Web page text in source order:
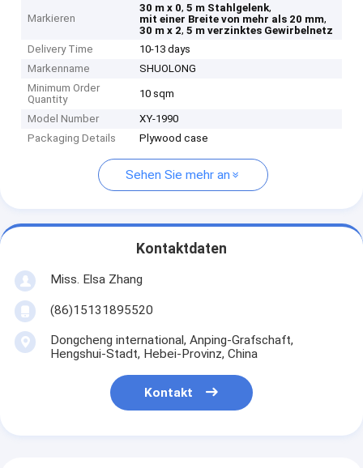
Markieren
30 m x 0,5 m Stahlgelenk,
mit einer Breite von mehr als 20 mm,
30 m x 2,5 m verzinktes Gewirbelnetz
Delivery Time
10-13 days
Markenname
SHUOLONG
Minimum Order
Quantity
10 sqm
Model Number
XY-1990
Packaging Details
Plywood case
Sehen Sie mehr an
Kontaktdaten
Miss. Elsa Zhang
(86)15131895520
Dongcheng international, Anping-Grafschaft,
Hengshui-Stadt, Hebei-Provinz, China
Kontakt